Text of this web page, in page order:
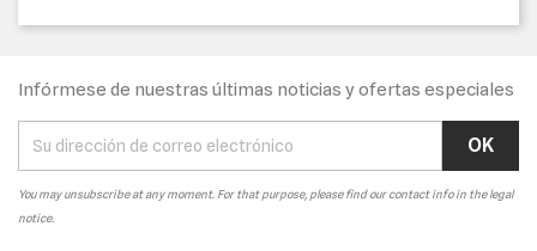
Infórmese de nuestras últimas noticias y ofertas especiales
You may unsubscribe at any moment. For that purpose, please find our contact info in the legal
notice.